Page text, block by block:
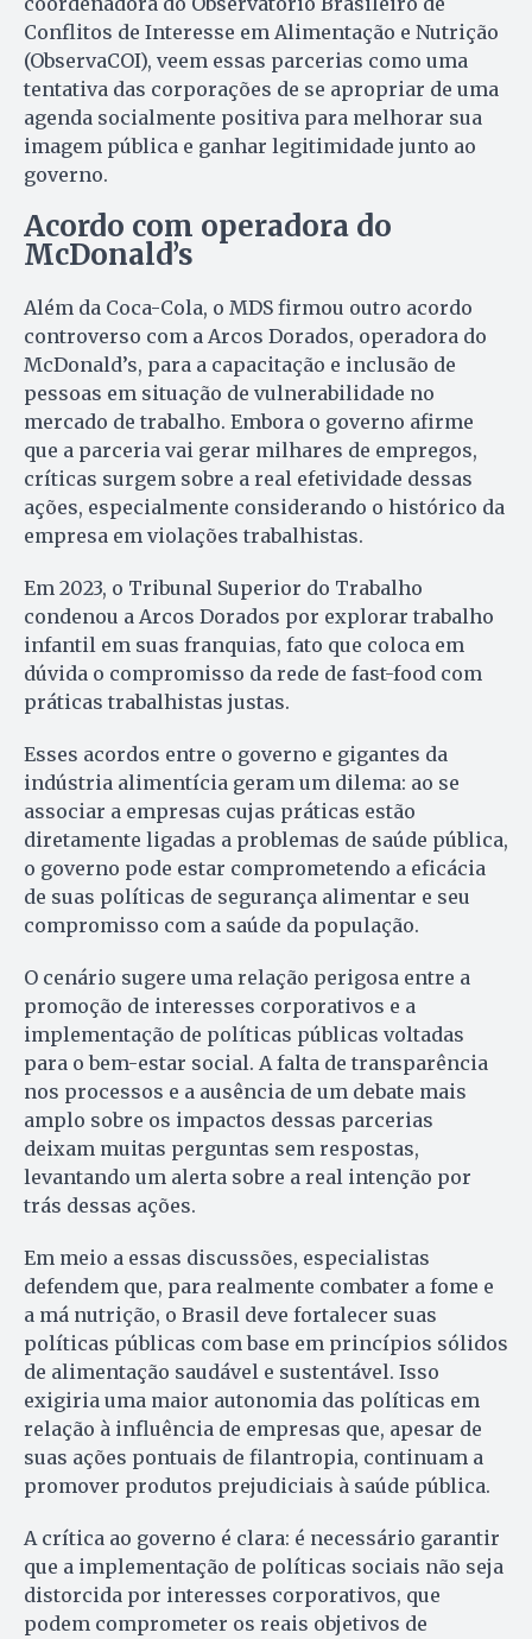
Conflitos de Interesse em Alimentação e Nutrição
(ObservaCOI), veem essas parcerias como uma
tentativa das corporações de se apropriar de uma
agenda socialmente positiva para melhorar sua
imagem pública e ganhar legitimidade junto ao
governo.
Acordo com operadora do
McDonald’s
Além da Coca-Cola, o MDS firmou outro acordo
controverso com a Arcos Dorados, operadora do
McDonald’s, para a capacitação e inclusão de
pessoas em situação de vulnerabilidade no
mercado de trabalho. Embora o governo afirme
que a parceria vai gerar milhares de empregos,
críticas surgem sobre a real efetividade dessas
ações, especialmente considerando o histórico da
empresa em violações trabalhistas.
Em 2023, o Tribunal Superior do Trabalho
condenou a Arcos Dorados por explorar trabalho
infantil em suas franquias, fato que coloca em
dúvida o compromisso da rede de fast-food com
práticas trabalhistas justas.
Esses acordos entre o governo e gigantes da
indústria alimentícia geram um dilema: ao se
associar a empresas cujas práticas estão
diretamente ligadas a problemas de saúde pública,
o governo pode estar comprometendo a eficácia
de suas políticas de segurança alimentar e seu
compromisso com a saúde da população.
O cenário sugere uma relação perigosa entre a
promoção de interesses corporativos e a
implementação de políticas públicas voltadas
para o bem-estar social. A falta de transparência
nos processos e a ausência de um debate mais
amplo sobre os impactos dessas parcerias
deixam muitas perguntas sem respostas,
levantando um alerta sobre a real intenção por
trás dessas ações.
Em meio a essas discussões, especialistas
defendem que, para realmente combater a fome e
a má nutrição, o Brasil deve fortalecer suas
políticas públicas com base em princípios sólidos
de alimentação saudável e sustentável. Isso
exigiria uma maior autonomia das políticas em
relação à influência de empresas que, apesar de
suas ações pontuais de filantropia, continuam a
promover produtos prejudiciais à saúde pública.
A crítica ao governo é clara: é necessário garantir
que a implementação de políticas sociais não seja
distorcida por interesses corporativos, que
podem comprometer os reais objetivos de